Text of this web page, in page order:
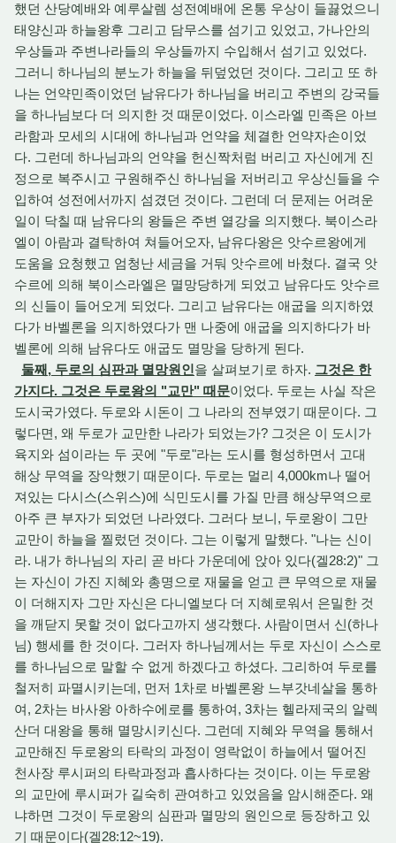
했던 산당예배와 예루살렘 성전예배에 온통 우상이 들끓었으니
태양신과 하늘왕후 그리고 담무스를 섬기고 있었고, 가나안의
우상들과 주변나라들의 우상들까지 수입해서 섬기고 있었다.
그러니 하나님의 분노가 하늘을 뒤덮었던 것이다. 그리고 또 하
나는 언약민족이었던 남유다가 하나님을 버리고 주변의 강국들
을 하나님보다 더 의지한 것 때문이었다. 이스라엘 민족은 아브
라함과 모세의 시대에 하나님과 언약을 체결한 언약자손이었
다. 그런데 하나님과의 언약을 헌신짝처럼 버리고 자신에게 진
정으로 복주시고 구원해주신 하나님을 저버리고 우상신들을 수
입하여 성전에서까지 섬겼던 것이다. 그런데 더 문제는 어려운
일이 닥칠 때 남유다의 왕들은 주변 열강을 의지했다. 북이스라
엘이 아람과 결탁하여 쳐들어오자, 남유다왕은 앗수르왕에게
도움을 요청했고 엄청난 세금을 거둬 앗수르에 바쳤다. 결국 앗
수르에 의해 북이스라엘은 멸망당하게 되었고 남유다도 앗수르
의 신들이 들어오게 되었다. 그리고 남유다는 애굽을 의지하였
다가 바벨론을 의지하였다가 맨 나중에 애굽을 의지하다가 바
벨론에 의해 남유다도 애굽도 멸망을 당하게 된다.
둘째, 두로의 심판과 멸망원인을 살펴보기로 하자. 그것은 한
가지다. 그것은 두로왕의 "교만" 때문이었다. 두로는 사실 작은
도시국가였다. 두로와 시돈이 그 나라의 전부였기 때문이다. 그
렇다면, 왜 두로가 교만한 나라가 되었는가? 그것은 이 도시가
육지와 섬이라는 두 곳에 "두로"라는 도시를 형성하면서 고대
해상 무역을 장악했기 때문이다. 두로는 멀리 4,000km나 떨어
져있는 다시스(스위스)에 식민도시를 가질 만큼 해상무역으로
아주 큰 부자가 되었던 나라였다. 그러다 보니, 두로왕이 그만
교만이 하늘을 찔렀던 것이다. 그는 이렇게 말했다. "나는 신이
라. 내가 하나님의 자리 곧 바다 가운데에 앉아 있다(겔28:2)" 그
는 자신이 가진 지혜와 총명으로 재물을 얻고 큰 무역으로 재물
이 더해지자 그만 자신은 다니엘보다 더 지혜로워서 은밀한 것
을 깨닫지 못할 것이 없다고까지 생각했다. 사람이면서 신(하나
님) 행세를 한 것이다. 그러자 하나님께서는 두로 자신이 스스로
를 하나님으로 말할 수 없게 하겠다고 하셨다. 그리하여 두로를
철저히 파멸시키는데, 먼저 1차로 바벨론왕 느부갓네살을 통하
여, 2차는 바사왕 아하수에로를 통하여, 3차는 헬라제국의 알렉
산더 대왕을 통해 멸망시키신다. 그런데 지혜와 무역을 통해서
교만해진 두로왕의 타락의 과정이 영락없이 하늘에서 떨어진
천사장 루시퍼의 타락과정과 흡사하다는 것이다. 이는 두로왕
의 교만에 루시퍼가 길숙히 관여하고 있었음을 암시해준다. 왜
냐하면 그것이 두로왕의 심판과 멸망의 원인으로 등장하고 있
기 때문이다(겔28:12~19).